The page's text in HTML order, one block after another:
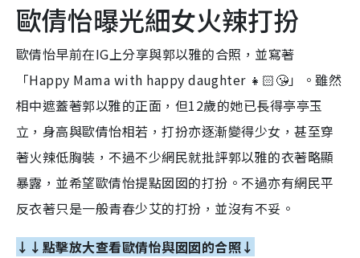
歐倩怡曝光細女火辣打扮
歐倩怡早前在IG上分享與郭以雅的合照，並寫著
「Happy Mama with happy daughter 👧🏻😘」。雖然
相中遮蓋著郭以雅的正面，但12歲的她已長得亭亭玉
立，身高與歐倩怡相若，打扮亦逐漸變得少女，甚至穿
著火辣低胸裝，不過不少網民就批評郭以雅的衣著略顯
暴露，並希望歐倩怡提點囡囡的打扮。不過亦有網民平
反衣著只是一般青春少艾的打扮，並沒有不妥。
↓↓點擊放大查看歐倩怡與囡囡的合照↓